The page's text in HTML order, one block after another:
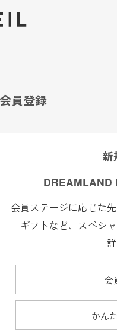
員登録
新
DREAMLAND
会員ステージに応じた
ギフトなど、スペシ
会
かん